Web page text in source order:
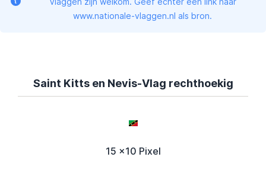
www.nationale-vlaggen.nl als bron.
Saint Kitts en Nevis-Vlag rechthoekig
15 x10 Pixel